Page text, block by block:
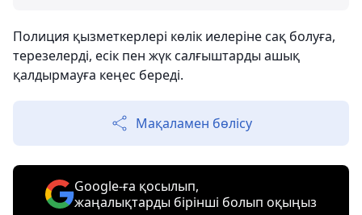
Полиция қызметкерлері көлік иелеріне сақ болуға,
терезелерді, есік пен жүк салғыштарды ашық
қалдырмауға кеңес береді.
Мақаламен бөлісу
Google-ға қосылып,
жаңалықтарды бірінші болып оқыңыз